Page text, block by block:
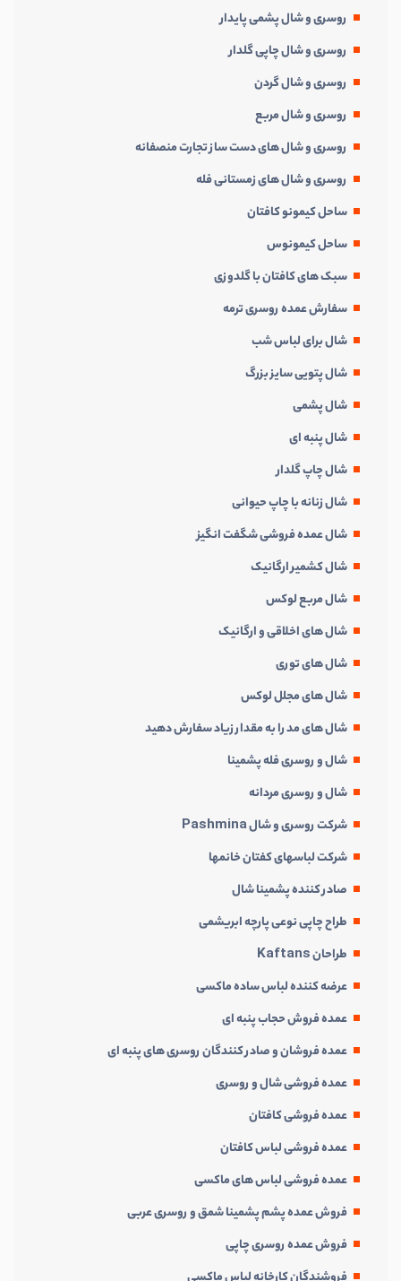
روسری و شال پشمی پایدار
روسری و شال چاپی گلدار
روسری و شال گردن
روسری و شال مربع
روسری و شال های دست ساز تجارت منصفانه
روسری و شال های زمستانی فله
ساحل کیمونو کافتان
ساحل کیمونوس
سبک های کافتان با گلدوزی
سفارش عمده روسری ترمه
شال برای لباس شب
شال پتویی سایز بزرگ
شال پشمی
شال پنبه ای
شال چاپ گلدار
شال زنانه با چاپ حیوانی
شال عمده فروشی شگفت انگیز
شال کشمیر ارگانیک
شال مربع لوکس
شال های اخلاقی و ارگانیک
شال های توری
شال های مجلل لوکس
شال های مد را به مقدار زیاد سفارش دهید
شال و روسری فله پشمینا
شال و روسری مردانه
شرکت روسری و شال Pashmina
شرکت لباسهای کفتان خانمها
صادر کننده پشمینا شال
طراح چاپی نوعی پارچه ابریشمی
طراحان Kaftans
عرضه کننده لباس ساده ماکسی
عمده فروش حجاب پنبه ای
عمده فروشان و صادر کنندگان روسری های پنبه ای
عمده فروشی شال و روسری
عمده فروشی کافتان
عمده فروشی لباس کافتان
عمده فروشی لباس های ماکسی
فروش عمده پشم پشمینا شمق و روسری عربی
فروش عمده روسری چاپی